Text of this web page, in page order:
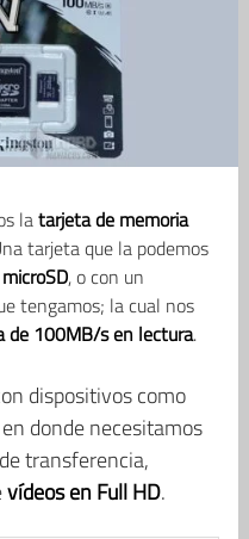
latarjeta de memoria
tarjeta que la podemos
, o con un
tengamos; la cual nos
de 100MB/s en lectura.
dispositivos como
donde necesitamos
transferencia,
vídeos en Full HD.